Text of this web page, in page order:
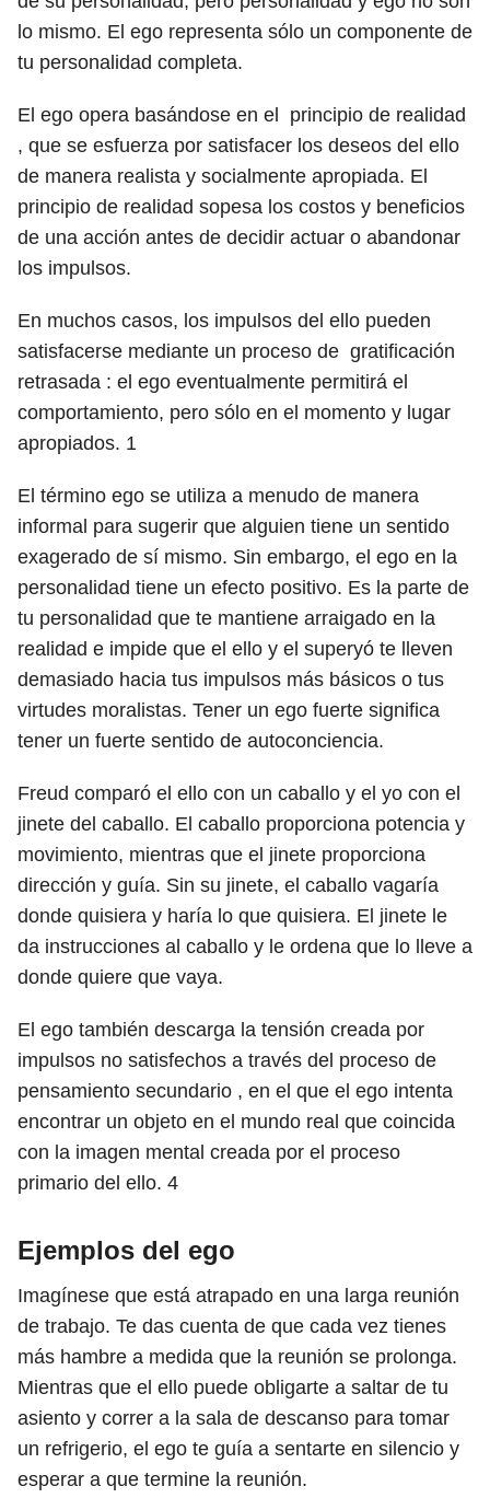
lo mismo. El ego representa sólo un componente de
tu personalidad completa.
El ego opera basándose en el principio de realidad
, que se esfuerza por satisfacer los deseos del ello
de manera realista y socialmente apropiada. El
principio de realidad sopesa los costos y beneficios
de una acción antes de decidir actuar o abandonar
los impulsos.
En muchos casos, los impulsos del ello pueden
satisfacerse mediante un proceso de gratificación
retrasada : el ego eventualmente permitirá el
comportamiento, pero sólo en el momento y lugar
apropiados. 1
El término ego se utiliza a menudo de manera
informal para sugerir que alguien tiene un sentido
exagerado de sí mismo. Sin embargo, el ego en la
personalidad tiene un efecto positivo. Es la parte de
tu personalidad que te mantiene arraigado en la
realidad e impide que el ello y el superyó te lleven
demasiado hacia tus impulsos más básicos o tus
virtudes moralistas. Tener un ego fuerte significa
tener un fuerte sentido de autoconciencia.
Freud comparó el ello con un caballo y el yo con el
jinete del caballo. El caballo proporciona potencia y
movimiento, mientras que el jinete proporciona
dirección y guía. Sin su jinete, el caballo vagaría
donde quisiera y haría lo que quisiera. El jinete le
da instrucciones al caballo y le ordena que lo lleve a
donde quiere que vaya.
El ego también descarga la tensión creada por
impulsos no satisfechos a través del proceso de
pensamiento secundario , en el que el ego intenta
encontrar un objeto en el mundo real que coincida
con la imagen mental creada por el proceso
primario del ello. 4
Ejemplos del ego
Imagínese que está atrapado en una larga reunión
de trabajo. Te das cuenta de que cada vez tienes
más hambre a medida que la reunión se prolonga.
Mientras que el ello puede obligarte a saltar de tu
asiento y correr a la sala de descanso para tomar
un refrigerio, el ego te guía a sentarte en silencio y
esperar a que termine la reunión.